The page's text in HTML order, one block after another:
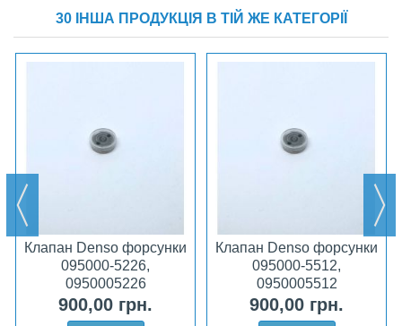
30 ІНША ПРОДУКЦІЯ В ТІЙ ЖЕ КАТЕГОРІЇ
Клапан Denso форсунки
095000-5226,
0950005226
900,00 грн.
Клапан Denso форсунки
095000-5512,
0950005512
900,00 грн.